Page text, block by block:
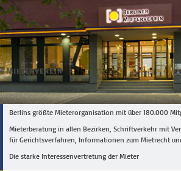
Berlins größte Mieterorganisation mit über 180.000
Mieterberatung in allen Bezirken, Schriftverkehr mit
für Gerichtsverfahren, Informationen zum Mietrecht
Die starke Interessenvertretung der Mieter